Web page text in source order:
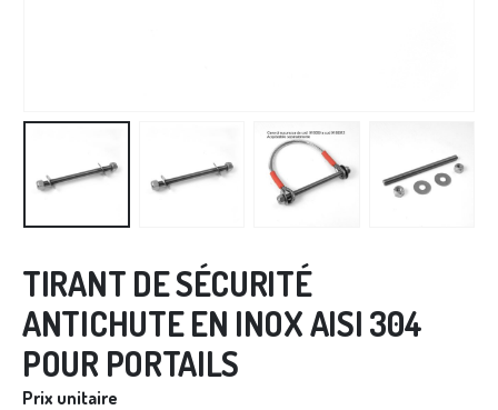
TIRANT DE SÉCURITÉ
ANTICHUTE EN INOX AISI 304
POUR PORTAILS
Prix unitaire